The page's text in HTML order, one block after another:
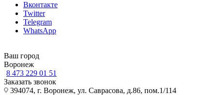
Вконтакте
Twitter
Telegram
WhatsApp
Ваш город
Воронеж
8 473 229 01 51
Заказать звонок
394074, г. Воронеж, ул. Саврасова, д.86, пом.1/114